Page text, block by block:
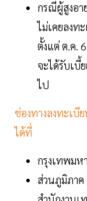
กรณีผู้สูงอ
ไม่เคยลงท
ตั้งแต่ ต.ค.
จะได้รับเบี้
ไป
ช่องทางลงทะเบี
ได้ที่
กรุงเทพมห
ส่วนภูมิภาค